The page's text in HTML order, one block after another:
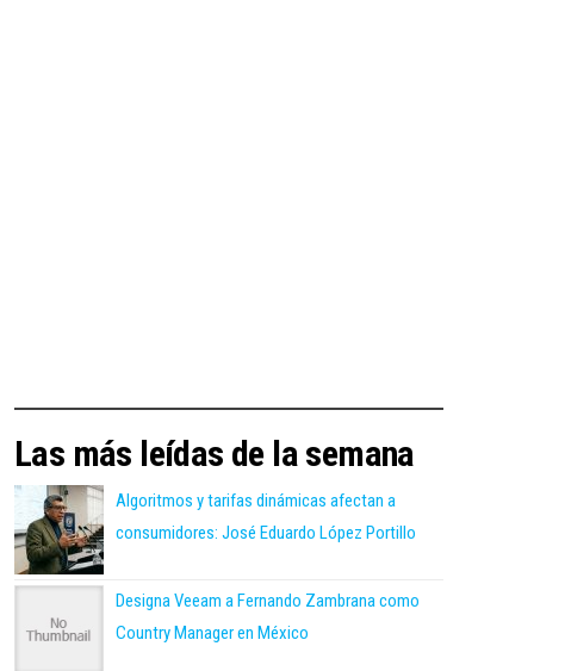
Las más leídas de la semana
Algoritmos y tarifas dinámicas afectan a
consumidores: José Eduardo López Portillo
Designa Veeam a Fernando Zambrana como
Country Manager en México